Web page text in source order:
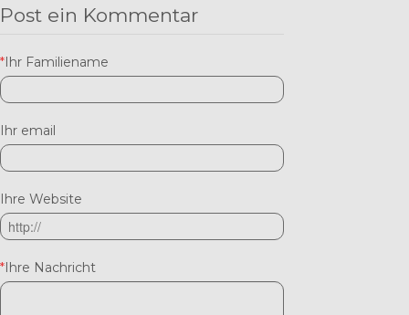
Post ein Kommentar
*Ihr Familiename
Ihr email
Ihre Website
*Ihre Nachricht